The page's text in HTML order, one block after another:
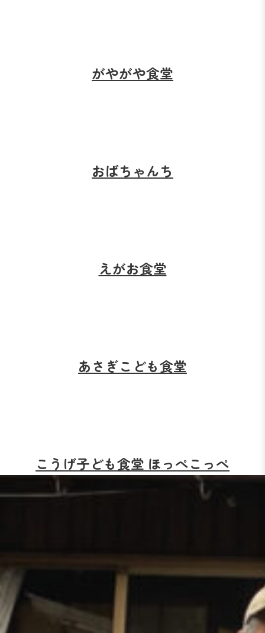
がやがや食堂
おばちゃんち
えがお食堂
あさぎこども食堂
こうげ子ども食堂 ほっぺこっぺ